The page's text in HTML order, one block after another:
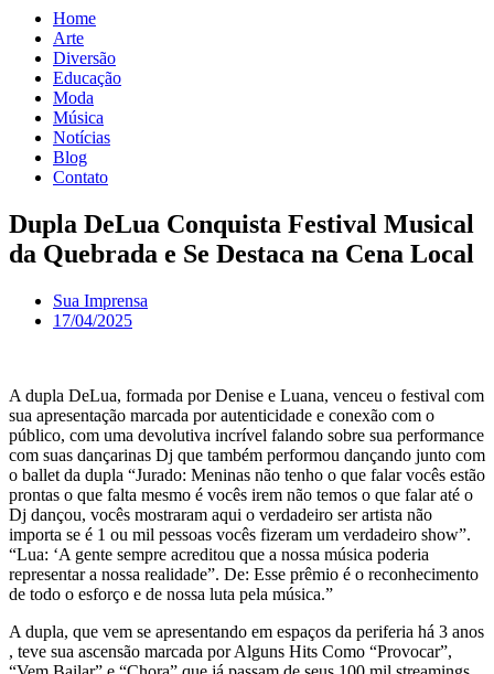
Home
Arte
Diversão
Educação
Moda
Música
Notícias
Blog
Contato
Dupla DeLua Conquista Festival Musical
da Quebrada e Se Destaca na Cena Local
Sua Imprensa
17/04/2025
A dupla DeLua, formada por Denise e Luana, venceu o festival com
sua apresentação marcada por autenticidade e conexão com o
público, com uma devolutiva incrível falando sobre sua performance
com suas dançarinas Dj que também performou dançando junto com
o ballet da dupla “Jurado: Meninas não tenho o que falar vocês estão
prontas o que falta mesmo é vocês irem não temos o que falar até o
Dj dançou, vocês mostraram aqui o verdadeiro ser artista não
importa se é 1 ou mil pessoas vocês fizeram um verdadeiro show”.
“Lua: ‘A gente sempre acreditou que a nossa música poderia
representar a nossa realidade”. De: Esse prêmio é o reconhecimento
de todo o esforço e de nossa luta pela música.”
A dupla, que vem se apresentando em espaços da periferia há 3 anos
, teve sua ascensão marcada por Alguns Hits Como “Provocar”,